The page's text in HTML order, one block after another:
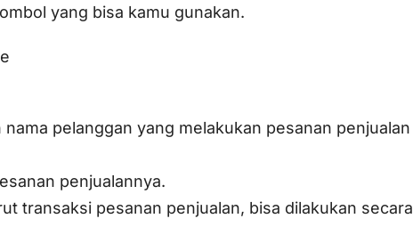
yang bisa kamu gunakan.
pelanggan yang melakukan pesanan penjualan
penjualannya.
transaksi pesanan penjualan, bisa dilakukan secara